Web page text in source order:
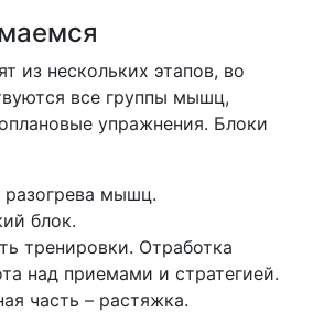
из нескольких этапов, во
все группы мышц,
упражнения. Блоки
разогрева мышц.
блок.
тренировки. Отработка
над приемами и стратегией.
часть – растяжка.